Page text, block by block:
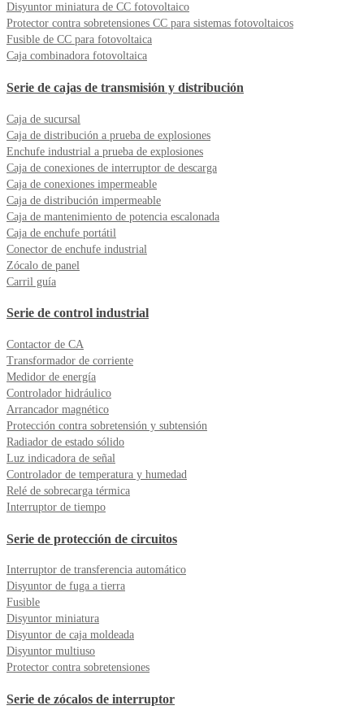
Disyuntor miniatura de CC fotovoltaico
Protector contra sobretensiones CC para sistemas fotovoltaicos
Fusible de CC para fotovoltaica
Caja combinadora fotovoltaica
Serie de cajas de transmisión y distribución
Caja de sucursal
Caja de distribución a prueba de explosiones
Enchufe industrial a prueba de explosiones
Caja de conexiones de interruptor de descarga
Caja de conexiones impermeable
Caja de distribución impermeable
Caja de mantenimiento de potencia escalonada
Caja de enchufe portátil
Conector de enchufe industrial
Zócalo de panel
Carril guía
Serie de control industrial
Contactor de CA
Transformador de corriente
Medidor de energía
Controlador hidráulico
Arrancador magnético
Protección contra sobretensión y subtensión
Radiador de estado sólido
Luz indicadora de señal
Controlador de temperatura y humedad
Relé de sobrecarga térmica
Interruptor de tiempo
Serie de protección de circuitos
Interruptor de transferencia automático
Disyuntor de fuga a tierra
Fusible
Disyuntor miniatura
Disyuntor de caja moldeada
Disyuntor multiuso
Protector contra sobretensiones
Serie de zócalos de interruptor